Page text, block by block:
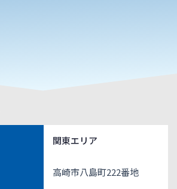
関東エリア
高崎市八島町222番地